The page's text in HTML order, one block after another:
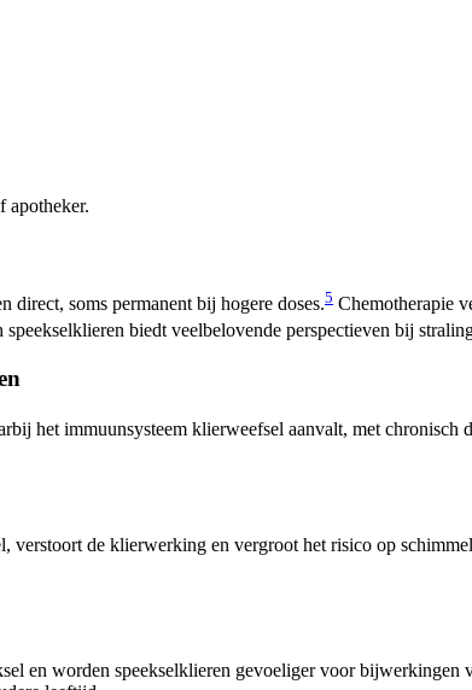
apotheker.
direct, soms permanent bij hogere doses.5 Chemotherapie
biedt veelbelovende perspectieven bij
het immuunsysteem klierweefsel aanvalt, met chronisch
verstoort de klierwerking en vergroot het risico op
en worden speekselklieren gevoeliger voor bijwerkingen